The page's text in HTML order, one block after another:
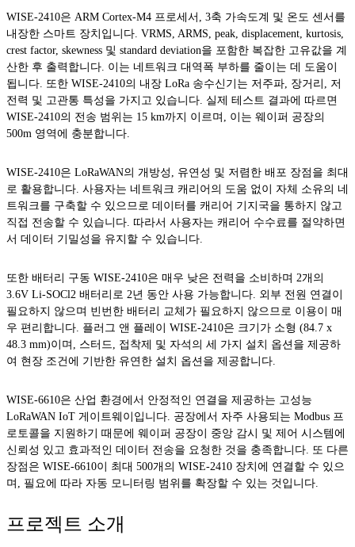
WISE-2410은 ARM Cortex-M4 프로세서, 3축 가속도계 및 온도 센서를
내장한 스마트 장치입니다. VRMS, ARMS, peak, displacement, kurtosis,
crest factor, skewness 및 standard deviation을 포함한 복잡한 고유값을 계
산한 후 출력합니다. 이는 네트워크 대역폭 부하를 줄이는 데 도움이
됩니다. 또한 WISE-2410의 내장 LoRa 송수신기는 저주파, 장거리, 저
전력 및 고관통 특성을 가지고 있습니다. 실제 테스트 결과에 따르면
WISE-2410의 전송 범위는 15 km까지 이르며, 이는 웨이퍼 공장의
500m 영역에 충분합니다.
WISE-2410은 LoRaWAN의 개방성, 유연성 및 저렴한 배포 장점을 최대
로 활용합니다. 사용자는 네트워크 캐리어의 도움 없이 자체 소유의 네
트워크를 구축할 수 있으므로 데이터를 캐리어 기지국을 통하지 않고
직접 전송할 수 있습니다. 따라서 사용자는 캐리어 수수료를 절약하면
서 데이터 기밀성을 유지할 수 있습니다.
또한 배터리 구동 WISE-2410은 매우 낮은 전력을 소비하며 2개의
3.6V Li-SOCl2 배터리로 2년 동안 사용 가능합니다. 외부 전원 연결이
필요하지 않으며 빈번한 배터리 교체가 필요하지 않으므로 이용이 매
우 편리합니다. 플러그 앤 플레이 WISE-2410은 크기가 소형 (84.7 x
48.3 mm)이며, 스터드, 접착제 및 자석의 세 가지 설치 옵션을 제공하
여 현장 조건에 기반한 유연한 설치 옵션을 제공합니다.
WISE-6610은 산업 환경에서 안정적인 연결을 제공하는 고성능
LoRaWAN IoT 게이트웨이입니다. 공장에서 자주 사용되는 Modbus 프
로토콜을 지원하기 때문에 웨이퍼 공장이 중앙 감시 및 제어 시스템에
신뢰성 있고 효과적인 데이터 전송을 요청한 것을 충족합니다. 또 다른
장점은 WISE-6610이 최대 500개의 WISE-2410 장치에 연결할 수 있으
며, 필요에 따라 자동 모니터링 범위를 확장할 수 있는 것입니다.
프로젝트 소개